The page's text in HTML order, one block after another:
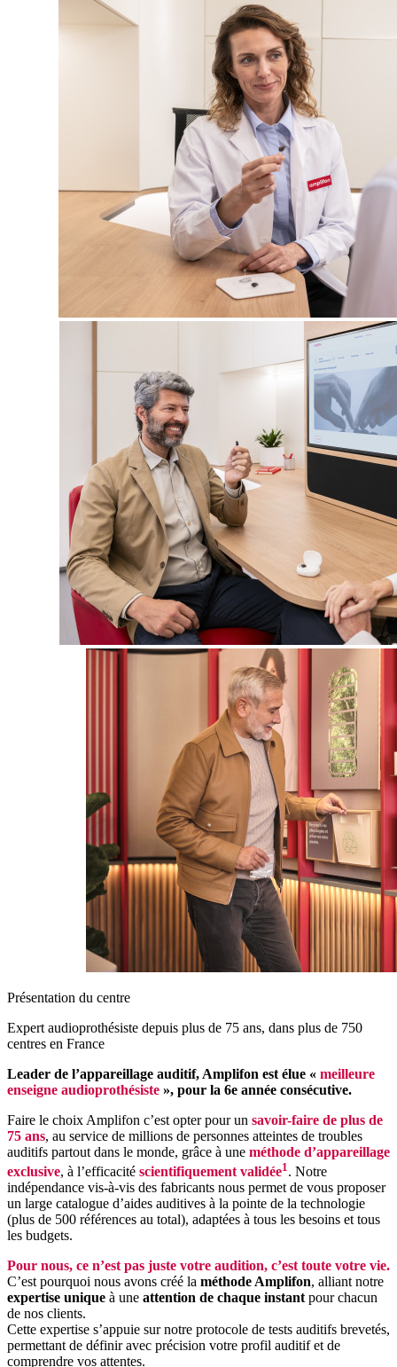
Présentation du centre
Expert audioprothésiste depuis plus de 75 ans, dans plus de 750
centres en France
Leader de l’appareillage auditif, Amplifon est élue « meilleure
enseigne audioprothésiste », pour la 6e année consécutive.
Faire le choix Amplifon c’est opter pour un savoir-faire de plus de
75 ans, au service de millions de personnes atteintes de troubles
auditifs partout dans le monde, grâce à une méthode d’appareillage
exclusive, à l’efficacité scientifiquement validée1. Notre
indépendance vis-à-vis des fabricants nous permet de vous proposer
un large catalogue d’aides auditives à la pointe de la technologie
(plus de 500 références au total), adaptées à tous les besoins et tous
les budgets.
Pour nous, ce n’est pas juste votre audition, c’est toute votre vie.
C’est pourquoi nous avons créé la méthode Amplifon, alliant notre
expertise unique à une attention de chaque instantpour chacun
de nos clients.
Cette expertise s’appuie sur notre protocole de tests auditifs brevetés,
permettant de définir avec précision votre profil auditif et de
comprendre vos attentes.